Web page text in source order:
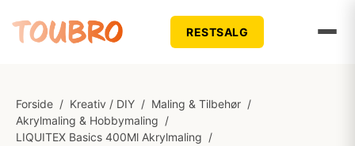
RESTSALG
Forside / Kreativ / DIY / Maling & Tilbehør /
Akrylmaling & Hobbymaling /
LIQUITEX Basics 400Ml Akrylmaling /